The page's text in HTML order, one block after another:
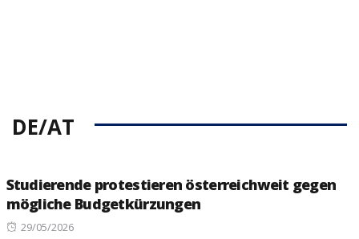
DE/AT
Studierende protestieren österreichweit gegen
mögliche Budgetkürzungen
Posted
29/05/2026